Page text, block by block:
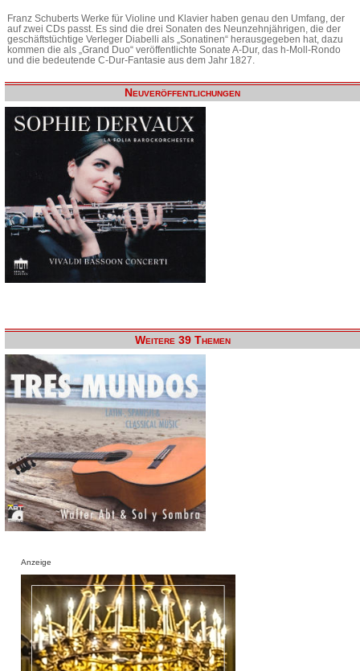
Franz Schuberts Werke für Violine und Klavier haben genau den Umfang, der
auf zwei CDs passt. Es sind die drei Sonaten des Neunzehnjährigen, die der
geschäftstüchtige Verleger Diabelli als „Sonatinen“ herausgegeben hat, dazu
kommen die als „Grand Duo“ veröffentlichte Sonate A-Dur, das h-Moll-Rondo
und die bedeutende C-Dur-Fantasie aus dem Jahr 1827.
Neuveröffentlichungen
Weitere 39 Themen
Anzeige